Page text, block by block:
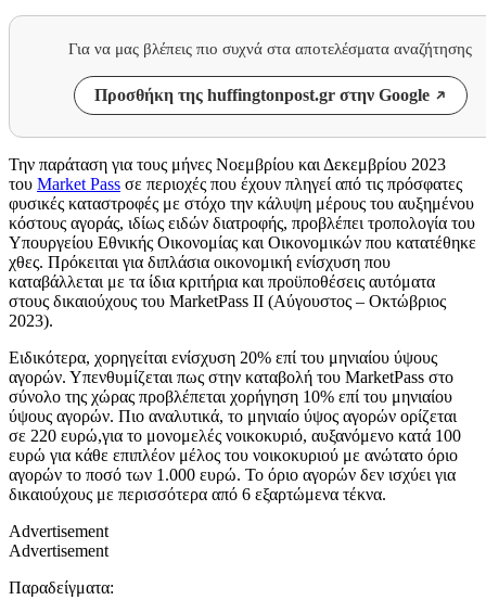
Για να μας βλέπεις πιο συχνά στα αποτελέσματα αναζήτησης
Προσθήκη της huffingtonpost.gr στην Google
Την παράταση για τους μήνες Νοεμβρίου και Δεκεμβρίου 2023
του Market Pass σε περιοχές που έχουν πληγεί από τις πρόσφατες
φυσικές καταστροφές με στόχο την κάλυψη μέρους του αυξημένου
κόστους αγοράς, ιδίως ειδών διατροφής, προβλέπει τροπολογία του
Υπουργείου Εθνικής Οικονομίας και Οικονομικών που κατατέθηκε
χθες. Πρόκειται για διπλάσια οικονομική ενίσχυση που
καταβάλλεται με τα ίδια κριτήρια και προϋποθέσεις αυτόματα
στους δικαιούχους του MarketPass ΙΙ (Αύγουστος – Οκτώβριος
2023).
Ειδικότερα, χορηγείται ενίσχυση 20% επί του μηνιαίου ύψους
αγορών. Υπενθυμίζεται πως στην καταβολή του MarketPass στο
σύνολο της χώρας προβλέπεται χορήγηση 10% επί του μηνιαίου
ύψους αγορών. Πιο αναλυτικά, το μηνιαίο ύψος αγορών ορίζεται
σε 220 ευρώ,για το μονομελές νοικοκυριό, αυξανόμενο κατά 100
ευρώ για κάθε επιπλέον μέλος του νοικοκυριού με ανώτατο όριο
αγορών το ποσό των 1.000 ευρώ. Το όριο αγορών δεν ισχύει για
δικαιούχους με περισσότερα από 6 εξαρτώμενα τέκνα.
Advertisement
Advertisement
Παραδείγματα: